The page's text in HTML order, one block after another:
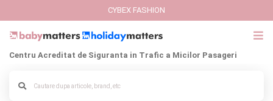
CYBEX FASHION
Centru Acreditat de Siguranta in Trafic a Micilor Pasageri